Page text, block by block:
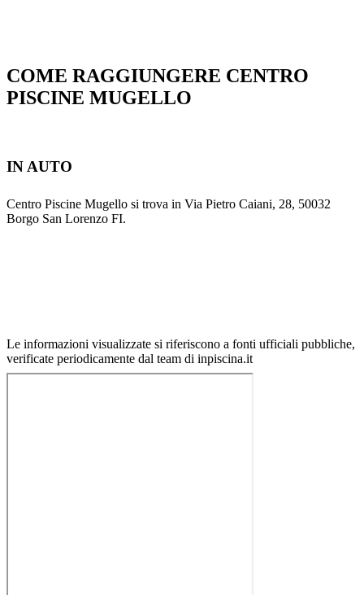
COME RAGGIUNGERE CENTRO
PISCINE MUGELLO
IN AUTO
Centro Piscine Mugello si trova in Via Pietro Caiani, 28, 50032
Borgo San Lorenzo FI.
Le informazioni visualizzate si riferiscono a fonti ufficiali pubbliche,
verificate periodicamente dal team di inpiscina.it